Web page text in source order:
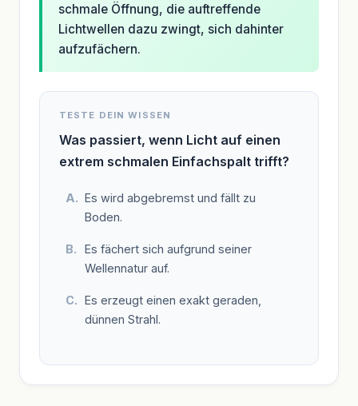
schmale Öffnung, die auftreffende
Lichtwellen dazu zwingt, sich dahinter
aufzufächern.
TESTE DEIN WISSEN
Was passiert, wenn Licht auf einen
extrem schmalen Einfachspalt trifft?
Es wird abgebremst und fällt zu
Boden.
Es fächert sich aufgrund seiner
Wellennatur auf.
Es erzeugt einen exakt geraden,
dünnen Strahl.